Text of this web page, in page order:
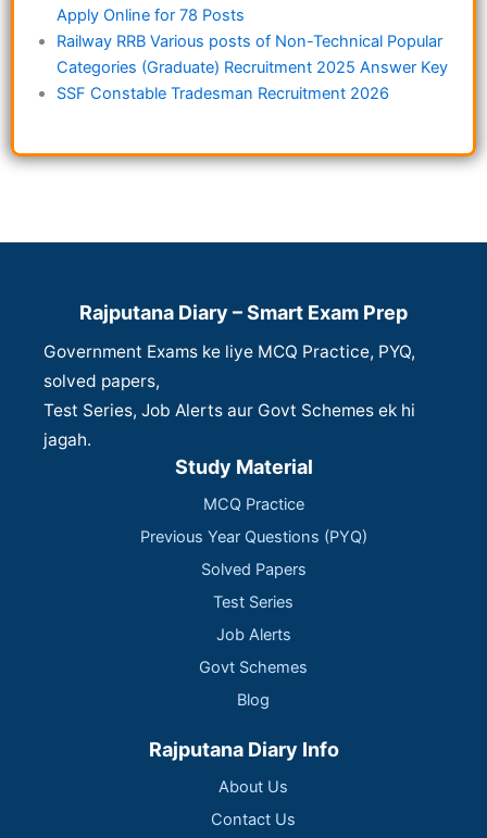
Apply Online for 78 Posts
Railway RRB Various posts of Non-Technical Popular
Categories (Graduate) Recruitment 2025 Answer Key
SSF Constable Tradesman Recruitment 2026
Rajputana Diary – Smart Exam Prep
Government Exams ke liye MCQ Practice, PYQ,
solved papers,
Test Series, Job Alerts aur Govt Schemes ek hi
jagah.
Study Material
MCQ Practice
Previous Year Questions (PYQ)
Solved Papers
Test Series
Job Alerts
Govt Schemes
Blog
Rajputana Diary Info
About Us
Contact Us